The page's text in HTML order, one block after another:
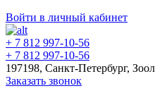
Войти в личный кабинет
+ 7 812 997-10-56
+ 7 812 997-10-56
197198, Санкт-Петербург,
Заказать звонок